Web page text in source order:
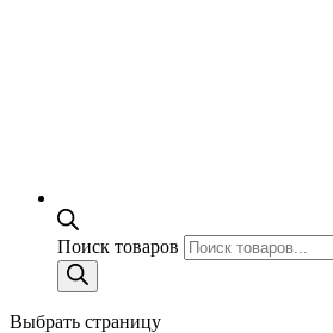
Поиск товаров
Выбрать страницу